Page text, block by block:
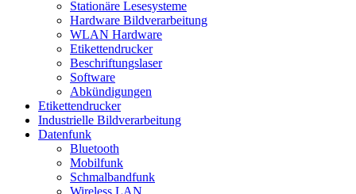
Stationäre Lesesysteme
Hardware Bildverarbeitung
WLAN Hardware
Etikettendrucker
Beschriftungslaser
Software
Abkündigungen
Etikettendrucker
Industrielle Bildverarbeitung
Datenfunk
Bluetooth
Mobilfunk
Schmalbandfunk
Wireless LAN